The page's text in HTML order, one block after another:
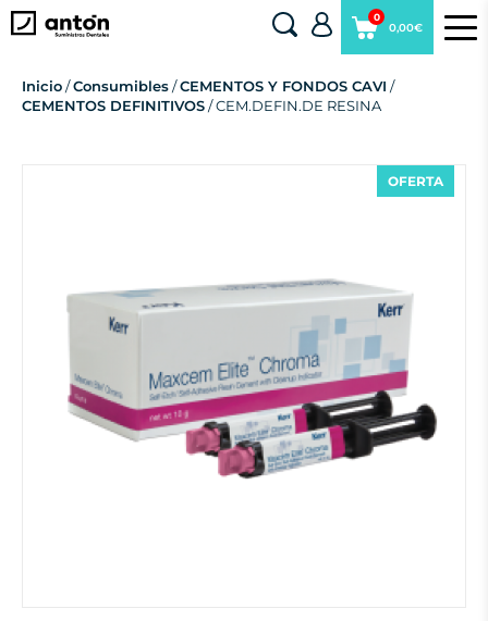
0,00€
0
Inicio/Consumibles/CEMENTOS Y FONDOS CAVI /
CEMENTOS DEFINITIVOS/ CEM.DEFIN.DE RESINA
OFERTA